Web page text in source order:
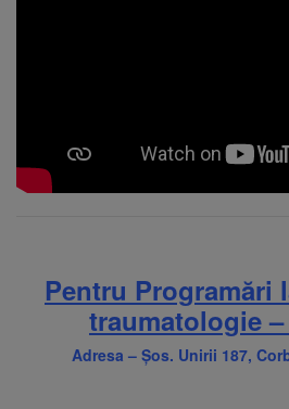
Pentru Programări
traumatologie –
Adresa – Șos. Unirii 187,